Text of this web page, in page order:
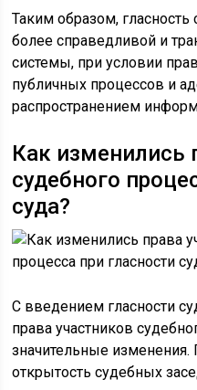
Таким образом,
более справедливой и
системы, при условии
публичных процессов и
распространением
Как изменились
судебного
суда?
С введением гласности
права участников
значительные
открытость судебных